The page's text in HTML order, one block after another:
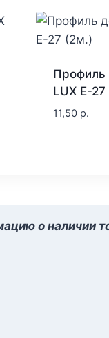
Профиль
LUX E-
11,50 р.
о наличии